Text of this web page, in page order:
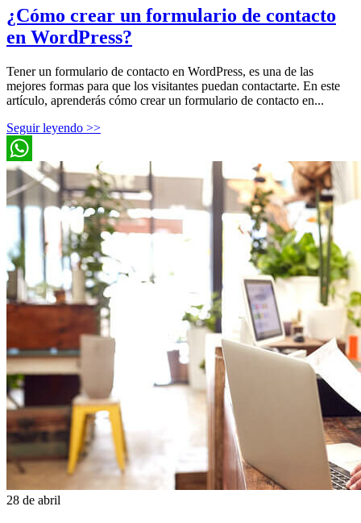
¿Cómo crear un formulario de contacto
en WordPress?
Tener un formulario de contacto en WordPress, es una de las
mejores formas para que los visitantes puedan contactarte. En este
artículo, aprenderás cómo crear un formulario de contacto en...
Seguir leyendo >>
WhatsApp
28 de abril